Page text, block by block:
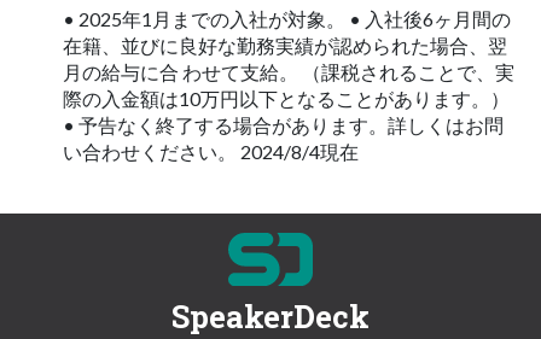
• 2025年1月までの入社が対象。 • 入社後6ヶ月間の
在籍、並びに良好な勤務実績が認められた場合、翌
月の給与に合 わせて支給。 （課税されることで、実
際の入金額は10万円以下となることがあります。）
• 予告なく終了する場合があります。詳しくはお問
い合わせください。 2024/8/4現在
SpeakerDeck